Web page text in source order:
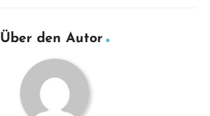
Über den Autor